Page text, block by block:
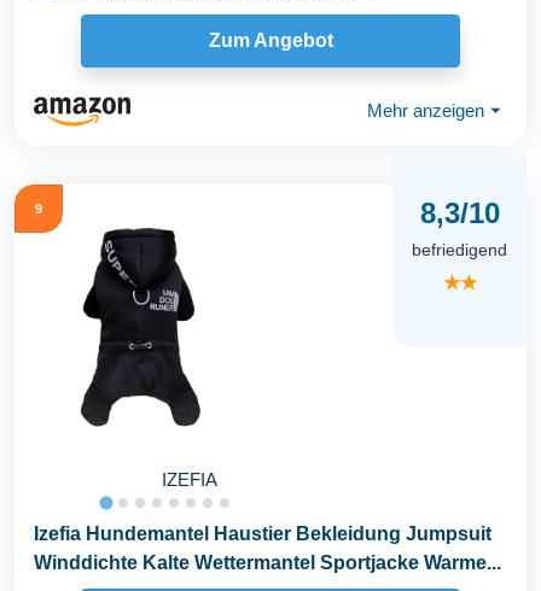
Zum Angebot
Mehr anzeigen ⏷
9
IZEFIA
8,3/10
befriedigend
★★
Izefia Hundemantel Haustier Bekleidung Jumpsuit
Winddichte Kalte Wettermantel Sportjacke Warme...